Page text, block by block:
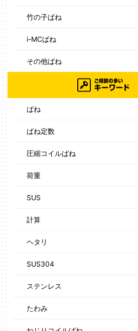
竹の子ばね
i-MCばね
その他ばね
ばね
ばね定数
圧縮コイルばね
荷重
SUS
計算
ヘタリ
SUS304
ステンレス
たわみ